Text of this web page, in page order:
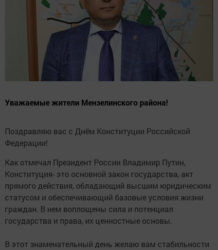
Уважаемые жители Мензелинского района!
Поздравляю вас с Днём Конституции Российской
Федерации!
Как отмечал Президент России Владимир Путин,
Конституция- это основной закон государства, акт
прямого действия, обладающий высшим юридическим
статусом и обеспечивающий базовые условия жизни
граждан. В нем воплощены сила и потенциал
государства и права, их ценностные основы.
В этот знаменательный день желаю вам стабильности